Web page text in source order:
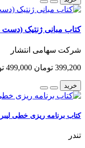
کتاب مبانی ژنتیک (دست
شرکت سهامی انتشار
399,200 تومان 499,000 تومان
خرید
کتاب برنامه ریزی خطی
تندر